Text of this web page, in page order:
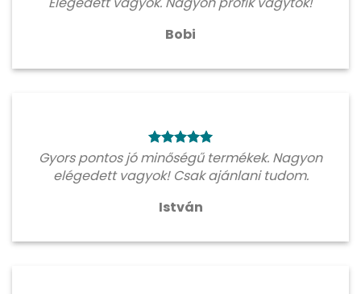
Bobi
Gyors pontos jó minőségű termékek. Nagyon
elégedett vagyok! Csak ajánlani tudom.
István